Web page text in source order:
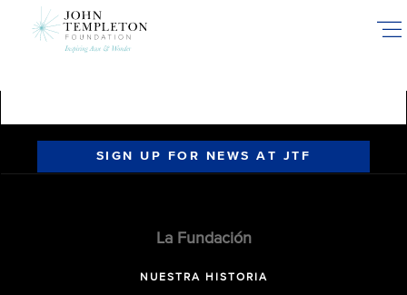
SIGN UP FOR NEWS AT JTF
La Fundación
NUESTRA HISTORIA